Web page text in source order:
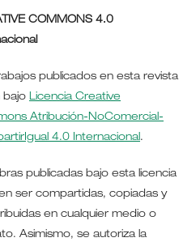
COMMONS 4.0
publicados en esta revista
bajoLicencia Creative
Atribución-NoComercial-
4.0 Internacional.
publicadas bajo esta licencia
ser compartidas, copiadas y
en cualquier medio o
Asimismo, se autoriza la